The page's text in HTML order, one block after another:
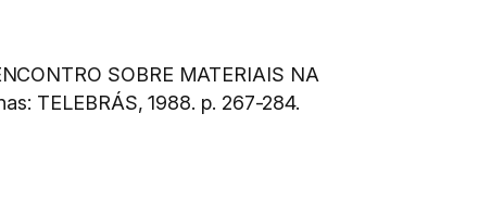
SOBRE MATERIAIS NA
TELEBRÁS, 1988. p. 267-284.